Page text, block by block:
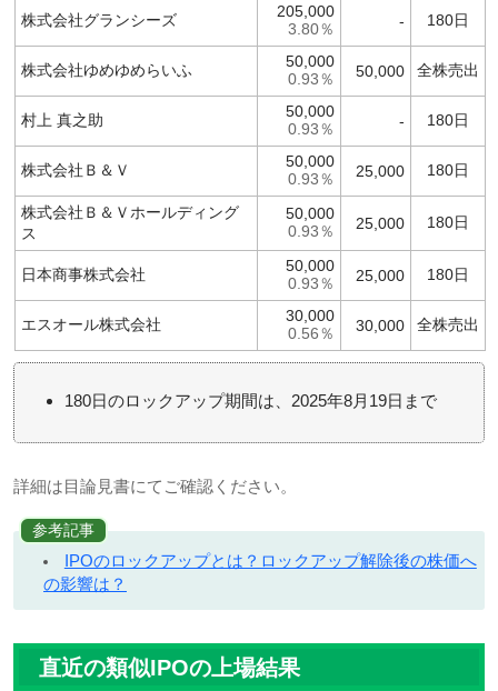
株式会社グランシーズ 205,000
3.80％ - 180日
株式会社ゆめゆめらいふ 50,000
0.93％ 50,000 全株売出
村上 真之助 50,000
0.93％ - 180日
株式会社Ｂ＆Ｖ 50,000
0.93％ 25,000 180日
株式会社Ｂ＆Ｖホールディング
ス
50,000
0.93％ 25,000 180日
日本商事株式会社 50,000
0.93％ 25,000 180日
エスオール株式会社 30,000
0.56％ 30,000 全株売出
180日のロックアップ期間は、2025年8月19日まで
詳細は目論見書にてご確認ください。
参考記事
IPOのロックアップとは？ロックアップ解除後の株価へ
の影響は？
直近の類似IPOの上場結果